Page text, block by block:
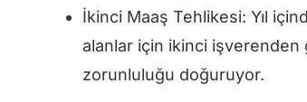
İkinci Maaş Tehlikesi: Yıl
alanlar için ikinci işverenden
zorunluluğu doğuruyor.